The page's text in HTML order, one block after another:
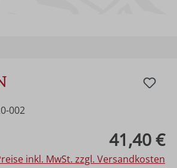
002
41,40 €
inkl. MwSt. zzgl. Versandkosten